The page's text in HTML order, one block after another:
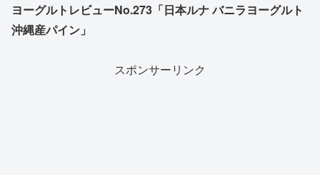
ヨーグルトレビューNo.273「日本ルナ バニラヨーグルト
沖縄産パイン」
スポンサーリンク